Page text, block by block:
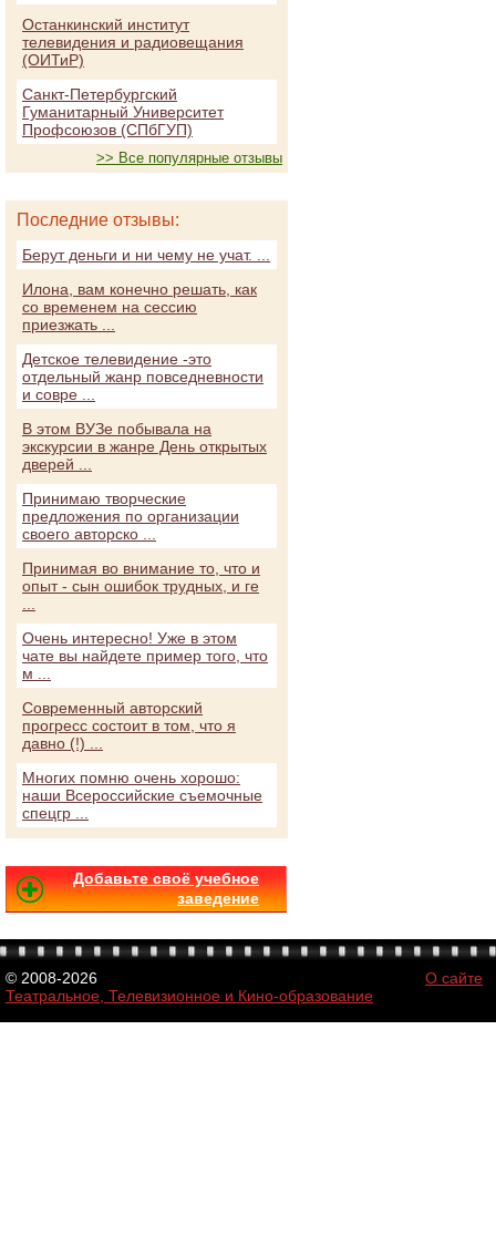
Останкинский институт
телевидения и радиовещания
(ОИТиР)
Санкт-Петербургский
Гуманитарный Университет
Профсоюзов (СПбГУП)
>> Все популярные отзывы
Последние отзывы:
Берут деньги и ни чему не учат. ...
Илона, вам конечно решать, как
со временем на сессию
приезжать ...
Детское телевидение -это
отдельный жанр повседневности
и совре ...
В этом ВУЗе побывала на
экскурсии в жанре День открытых
дверей ...
Принимаю творческие
предложения по организации
своего авторско ...
Принимая во внимание то, что и
опыт - сын ошибок трудных, и ге
Очень интересно! Уже в этом
чате вы найдете пример того, что
м ...
Современный авторский
прогресс состоит в том, что я
давно (!) ...
Многих помню очень хорошо:
наши Всероссийские съемочные
спецгр ...
Добавьте своё учебное
заведение
© 2008-2026
Театральное, Телевизионное и Кино-образование
О сайте